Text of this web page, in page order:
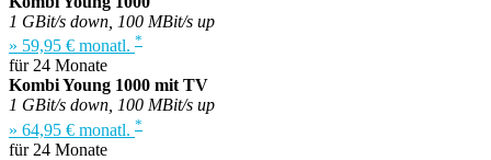
1 GBit/s down, 100 MBit/s up
» 59,95 € monatl. *
für 24 Monate
Kombi Young 1000 mit TV
1 GBit/s down, 100 MBit/s up
» 64,95 € monatl. *
für 24 Monate